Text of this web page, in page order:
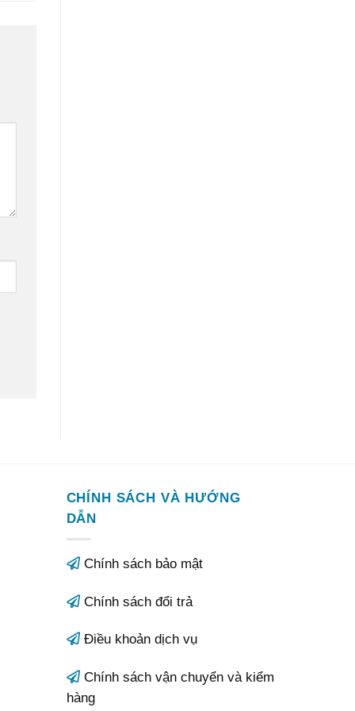
CHÍNH SÁCH VÀ HƯỚNG
DẪN
Chính sách bảo mật
Chính sách đổi trả
Điều khoản dịch vụ
Chính sách vận chuyển và kiểm
hàng